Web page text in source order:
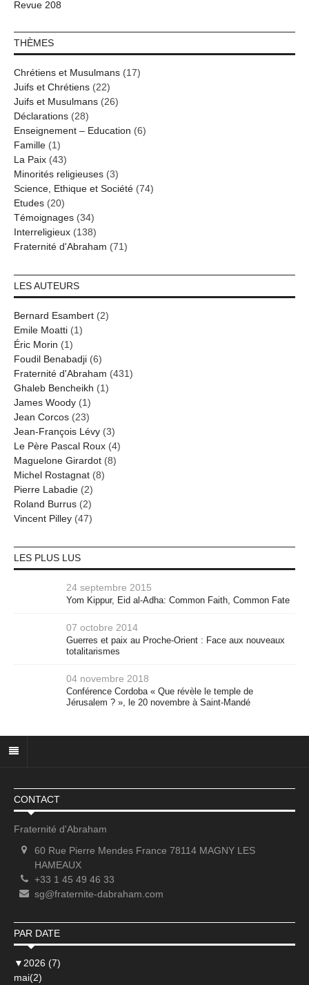
Revue 208
THÈMES
Chrétiens et Musulmans (17)
Juifs et Chrétiens (22)
Juifs et Musulmans (26)
Déclarations (28)
Enseignement – Education (6)
Famille (1)
La Paix (43)
Minorités religieuses (3)
Science, Ethique et Société (74)
Etudes (20)
Témoignages (34)
Interreligieux (138)
Fraternité d'Abraham (71)
LES AUTEURS
Bernard Esambert (2)
Emile Moatti (1)
Éric Morin (1)
Foudil Benabadji (6)
Fraternité d'Abraham (431)
Ghaleb Bencheikh (1)
James Woody (1)
Jean Corcos (23)
Jean-François Lévy (3)
Le Père Pascal Roux (4)
Maguelone Girardot (8)
Michel Rostagnat (8)
Pierre Labadie (2)
Roland Burrus (2)
Vincent Pilley (47)
LES PLUS LUS
24 septembre 2015
Yom Kippur, Eid al-Adha: Common Faith, Common Fate
07 octobre 2014
Guerres et paix au Proche-Orient : Face aux nouveaux
totalitarismes
04 novembre 2018
Conférence Cordoba « Que révèle le temple de
Jérusalem ? », le 20 novembre à Saint-Mandé
CONTACT
Fraternité d'Abraham
60 Rue Pierre Mendes France 78114 MAGNY LES
HAMEAUX
+33 1 45 49 46 33
sg@fraternite-dabraham.com
PAR DATE
▼ 2026 (7)
mai(2)